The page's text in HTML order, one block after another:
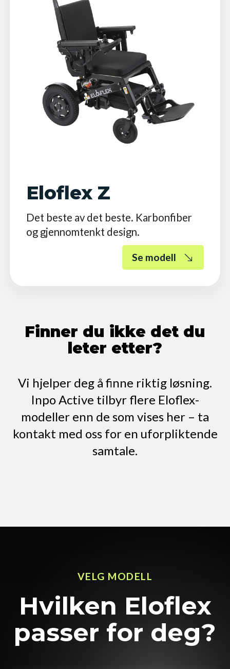
Eloflex Z
Det beste av det beste. Karbonfiber
og gjennomtenkt design.
Se modell
Finner du ikke det du
leter etter?
Vi hjelper deg å finne riktig løsning.
Inpo Active tilbyr flere Eloflex-
modeller enn de som vises her – ta
kontakt med oss for en uforpliktende
samtale.
VELG MODELL
Hvilken Eloflex
passer for deg?